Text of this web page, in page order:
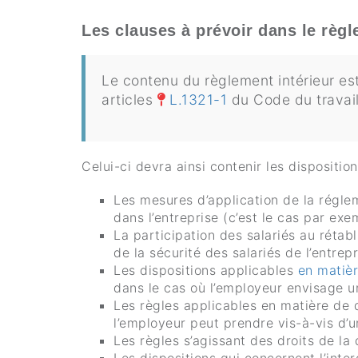
Les clauses à prévoir dans le
Le contenu du règlement intérieur
articles
L.1321-1 du Code du
Celui-ci devra ainsi contenir les
Les mesures d’application de la
dans l’entreprise (c’est le cas par
La participation des salariés au
de la sécurité des salariés de
Les dispositions applicables en
dans le cas où l’employeur envisage
Les règles applicables en matière de
l’employeur peut prendre vis-à-vis
Les règles s’agissant des droits de la